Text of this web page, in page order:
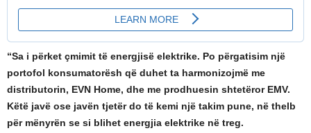
“Sa i përket çmimit të energjisë elektrike. Po përgatisim një
portofol konsumatorësh që duhet ta harmonizojmë me
distributorin, EVN Home, dhe me prodhuesin shtetëror EMV.
Këtë javë ose javën tjetër do të kemi një takim pune, në thelb
për mënyrën se si blihet energjia elektrike në treg.